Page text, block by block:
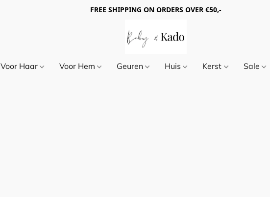
FREE SHIPPING ON ORDERS OVER €50,-
Voor Haar Voor Hem Geuren Huis Kerst Sale